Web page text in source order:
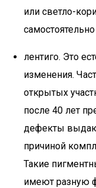
или светло-
лентиго. Это
изменения.
открытых
после 40 лет
дефекты
причиной
Такие
имеют разную